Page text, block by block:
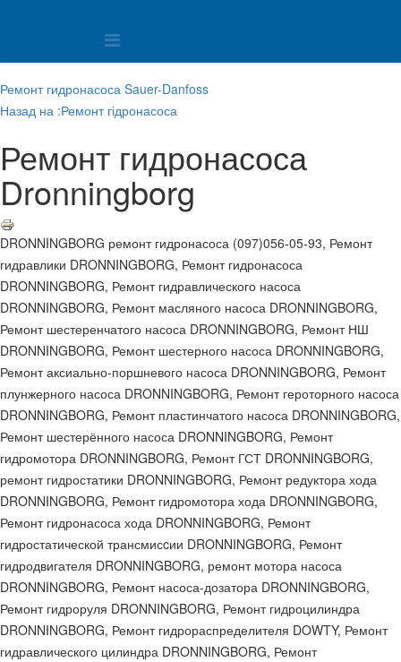
Ремонт гидронасоса Sauer-Danfoss
Назад на :Ремонт гідронасоса
Ремонт гидронасоса
Dronningborg
DRONNINGBORG ремонт гидронасоса (097)056-05-93, Ремонт
гидравлики DRONNINGBORG, Ремонт гидронасоса
DRONNINGBORG, Ремонт гидравлического насоса
DRONNINGBORG, Ремонт масляного насоса DRONNINGBORG,
Ремонт шестеренчатого насоса DRONNINGBORG, Ремонт НШ
DRONNINGBORG, Ремонт шестерного насоса DRONNINGBORG,
Ремонт аксиально-поршневого насоса DRONNINGBORG, Ремонт
плунжерного насоса DRONNINGBORG, Ремонт героторного насоса
DRONNINGBORG, Ремонт пластинчатого насоса DRONNINGBORG,
Ремонт шестерённого насоса DRONNINGBORG, Ремонт
гидромотора DRONNINGBORG, Ремонт ГСТ DRONNINGBORG,
ремонт гидростатики DRONNINGBORG, Ремонт редуктора хода
DRONNINGBORG, Ремонт гидромотора хода DRONNINGBORG,
Ремонт гидронасоса хода DRONNINGBORG, Ремонт
гидростатической трансмисcии DRONNINGBORG, Ремонт
гидродвигателя DRONNINGBORG, ремонт мотора насоса
DRONNINGBORG, Ремонт насоса-дозатора DRONNINGBORG,
Ремонт гидроруля DRONNINGBORG, Ремонт гидроцилиндра
DRONNINGBORG, Ремонт гидрораспределителя DOWTY, Ремонт
гидравлического цилиндра DRONNINGBORG, Ремонт